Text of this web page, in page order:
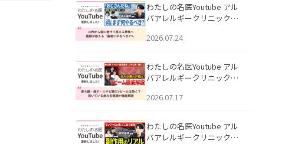
わたしの名医Youtube アル
バアレルギークリニック札
える男性へ｜医師が教える
公開いたしました。
2026.07.24
わたしの名医Youtube アル
バアレルギークリニック札
跡にVビームは効く？向いて
説」を公開いたしました。
2026.07.17
わたしの名医Youtube アル
バアレルギークリニック札